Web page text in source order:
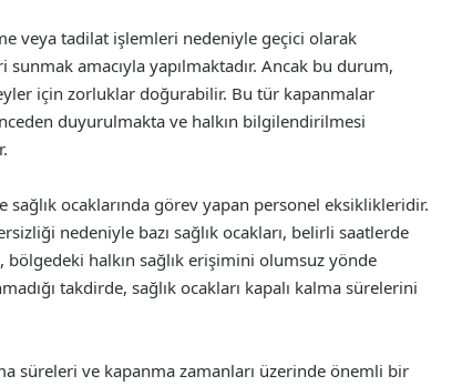
veya tadilat işlemleri nedeniyle geçici olarak
amacıyla yapılmaktadır. Ancak bu durum,
için zorluklar doğurabilir. Bu tür kapanmalar
duyurulmakta ve halkın bilgilendirilmesi
ocaklarında görev yapan personel eksiklikleridir.
nedeniyle bazı sağlık ocakları, belirli saatlerde
bölgedeki halkın sağlık erişimini olumsuz yönde
takdirde, sağlık ocakları kapalı kalma sürelerini
süreleri ve kapanma zamanları üzerinde önemli bir